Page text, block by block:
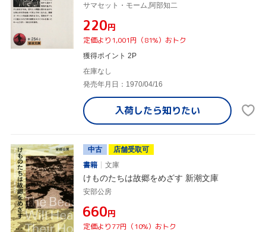
サマセット・モーム,阿部知二
¥220円
定価より1,001円（81%）おトク
獲得ポイント 2P
在庫なし
発売年月日：1970/04/16
入荷したら知りたい
中古
店舗受取可
書籍
文庫
けものたちは故郷をめざす 新潮文庫
安部公房
¥660円
定価より77円（10%）おトク